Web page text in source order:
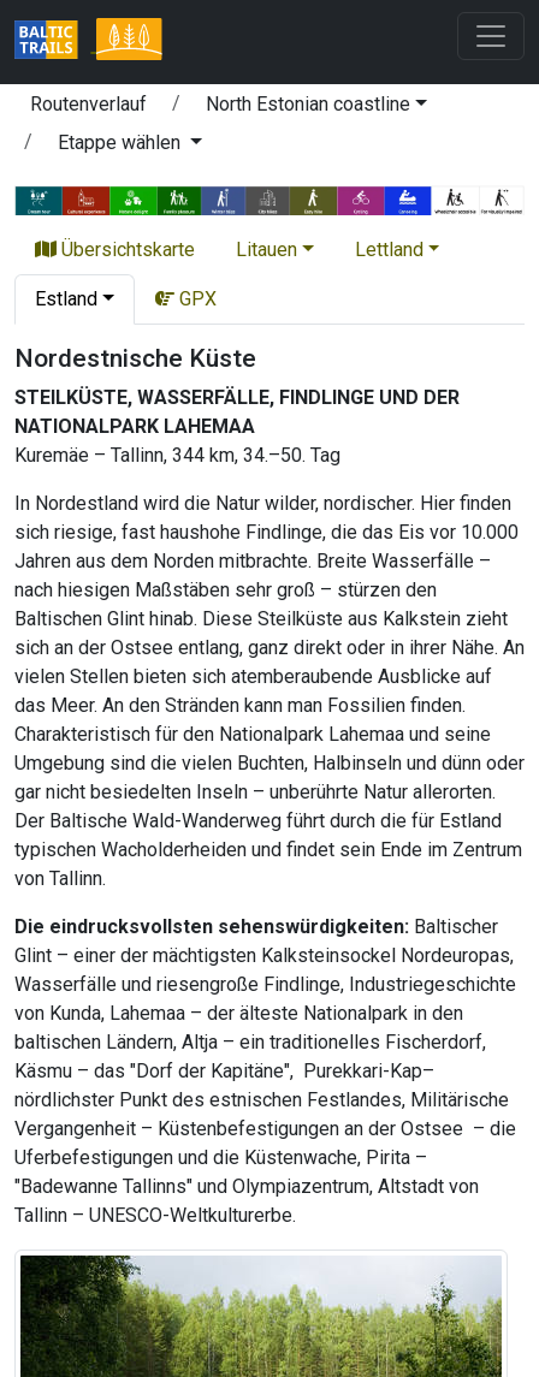
Routenverlauf
North Estonian coastline
Etappe wählen
Übersichtskarte Litauen Lettland
Estland GPX
Nordestnische Küste
STEILKÜSTE, WASSERFÄLLE, FINDLINGE UND DER
NATIONALPARK LAHEMAA
Kuremäe – Tallinn, 344 km, 34.–50. Tag
In Nordestland wird die Natur wilder, nordischer. Hier finden
sich riesige, fast haushohe Findlinge, die das Eis vor 10.000
Jahren aus dem Norden mitbrachte. Breite Wasserfälle –
nach hiesigen Maßstäben sehr groß – stürzen den
Baltischen Glint hinab. Diese Steilküste aus Kalkstein zieht
sich an der Ostsee entlang, ganz direkt oder in ihrer Nähe. An
vielen Stellen bieten sich atemberaubende Ausblicke auf
das Meer. An den Stränden kann man Fossilien finden.
Charakteristisch für den Nationalpark Lahemaa und seine
Umgebung sind die vielen Buchten, Halbinseln und dünn oder
gar nicht besiedelten Inseln – unberührte Natur allerorten.
Der Baltische Wald-Wanderweg führt durch die für Estland
typischen Wacholderheiden und findet sein Ende im Zentrum
von Tallinn.
Die eindrucksvollsten sehenswürdigkeiten: Baltischer
Glint – einer der mächtigsten Kalksteinsockel Nordeuropas,
Wasserfälle und riesengroße Findlinge, Industriegeschichte
von Kunda, Lahemaa – der älteste Nationalpark in den
baltischen Ländern, Altja – ein traditionelles Fischerdorf,
Käsmu – das "Dorf der Kapitäne", Purekkari-Kap–
nördlichster Punkt des estnischen Festlandes, Militärische
Vergangenheit – Küstenbefestigungen an der Ostsee – die
Uferbefestigungen und die Küstenwache, Pirita –
"Badewanne Tallinns" und Olympiazentrum, Altstadt von
Tallinn – UNESCO-Weltkulturerbe.